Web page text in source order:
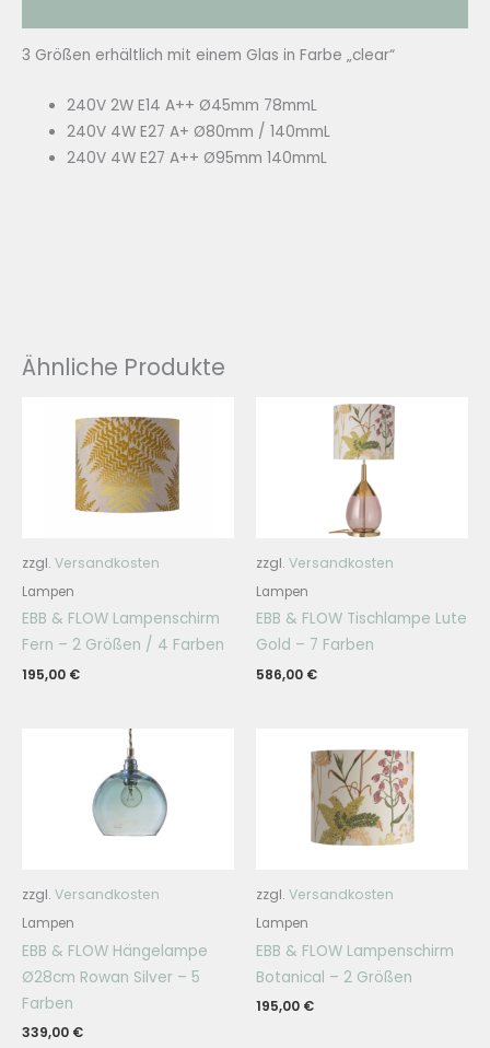
3 Größen erhältlich mit einem Glas in Farbe „clear“
240V 2W E14 A++ Ø45mm 78mmL
240V 4W E27 A+ Ø80mm / 140mmL
240V 4W E27 A++ Ø95mm 140mmL
Ähnliche Produkte
zzgl. Versandkosten
Lampen
EBB & FLOW Lampenschirm
Fern – 2 Größen / 4 Farben
195,00 €
zzgl. Versandkosten
Lampen
EBB & FLOW Tischlampe Lute
Gold – 7 Farben
586,00 €
zzgl. Versandkosten
Lampen
EBB & FLOW Hängelampe
Ø28cm Rowan Silver – 5
Farben
339,00 €
zzgl. Versandkosten
Lampen
EBB & FLOW Lampenschirm
Botanical – 2 Größen
195,00 €